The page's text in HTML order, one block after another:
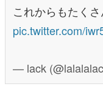
これからもたくさ
pic.twitter.com/
— lack